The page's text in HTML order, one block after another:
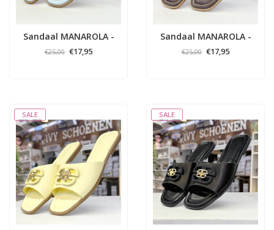
Sandaal MANAROLA -
Blauw
€25,00 €17,95
Sandaal MANAROLA -
Bruin
€25,00 €17,95
SALE SALE